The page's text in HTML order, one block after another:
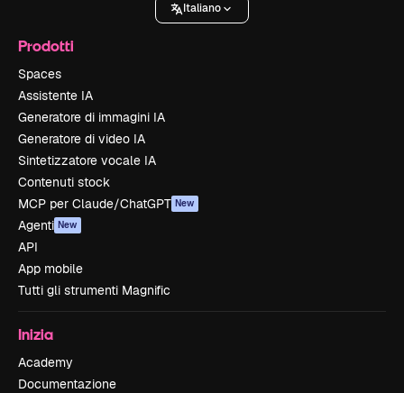
Italiano
Prodotti
Spaces
Assistente IA
Generatore di immagini IA
Generatore di video IA
Sintetizzatore vocale IA
Contenuti stock
MCP per Claude/ChatGPT New
Agenti New
API
App mobile
Tutti gli strumenti Magnific
Inizia
Academy
Documentazione